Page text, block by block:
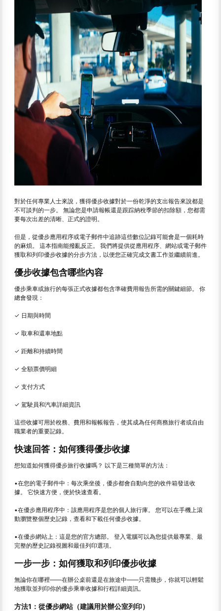
對於任何專業人士來說，獲得優步收據對於一份乾淨的支出報告來說都是
不可談判的一步。 無論您是申請報帳還是跟踪納稅季節的扣除額，您都需
要每次出差的清晰、正式的證明。
但是，從優步應用程序或電子郵件中追跡這些數位記錄可能會是一個耗時
的麻煩。 這本指南能撥亂反正。 我們將提供從應用程序、網站或電子郵件
獲取和列印優步收據的分步方法，以便您正確完成文書工作並繼續前進。
優步收據包含哪些內容
優步乘車或旅行的每張正式收據都包含準確費用報告所需的關鍵細節。 你
總會發現：
✓ 日期與時間
✓ 取車和還車地點
✓ 距離和持續時間
✓ 全額票價明細
✓ 支付方式
✓ 駕駛員和汽車詳細資訊
這些收據可用於稅務、費用和報帳報告，使其成為任何商務旅行者或自由
職業者的重要記錄。
快速回答：如何獲得優步收據
想知道如何獲得優步旅行收據嗎？ 以下是三種簡單的方法：
•在您的電子郵件中：每次乘坐後，優步都會自動向您的收件箱發送收
據。 它快速方便，便於快速查看。
•在優步應用程序中：該應用程序是您的個人旅行庫。 您可以在手機上滾
動瀏覽整個歷史記錄，查看和下載任何優步收據。
•在優步網站上：這是您的官方總部。 登入電腦可以為您提供最專業、最
完整的歷史記錄視圖和最佳列印選項。
一步一步：如何獲取和列印優步收據
無論你在哪裡——在辦公桌前還是在旅途中——只需幾步，你就可以輕鬆
地獲取並列印你的優步乘車收據和行程詳細資訊。
方法1：從優步網站（建議用於辦公室列印）